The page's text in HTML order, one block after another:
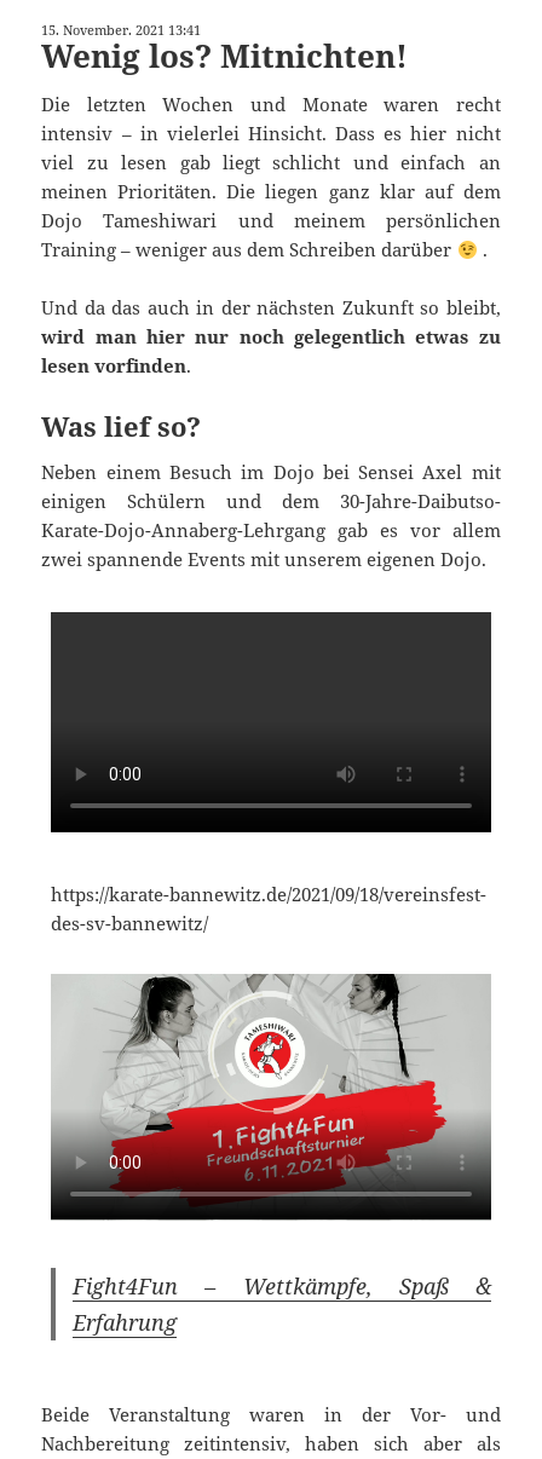
15. November. 2021 13:41
Wenig los? Mitnichten!
Die letzten Wochen und Monate waren recht
intensiv – in vielerlei Hinsicht. Dass es hier nicht
viel zu lesen gab liegt schlicht und einfach an
meinen Prioritäten. Die liegen ganz klar auf dem
Dojo Tameshiwari und meinem persönlichen
Training – weniger aus dem Schreiben darüber
.
Und da das auch in der nächsten Zukunft so bleibt,
wird man hier nur noch gelegentlich etwas zu
lesen vorfinden.
Was lief so?
Neben einem Besuch im Dojo bei Sensei Axel mit
einigen Schülern und dem 30-Jahre-Daibutso-
Karate-Dojo-Annaberg-Lehrgang gab es vor allem
zwei spannende Events mit unserem eigenen Dojo.
https://karate-bannewitz.de/2021/09/18/vereinsfest-
des-sv-bannewitz/
Fight4Fun – Wettkämpfe, Spaß &
Erfahrung
Beide Veranstaltung waren in der Vor- und
Nachbereitung zeitintensiv, haben sich aber als